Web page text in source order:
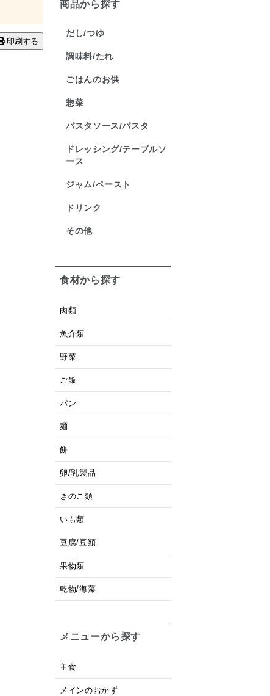
印刷する
商品から探す
だし/つゆ
調味料/たれ
ごはんのお供
惣菜
パスタソース/パスタ
ドレッシング/テーブルソ
ース
ジャム/ペースト
ドリンク
その他
食材から探す
肉類
魚介類
野菜
ご飯
パン
麺
餅
卵/乳製品
きのこ類
いも類
豆腐/豆類
果物類
乾物/海藻
メニューから探す
主食
メインのおかず